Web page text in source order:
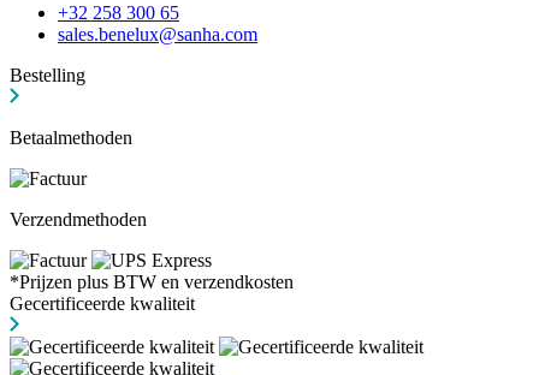
+32 258 300 65
sales.benelux@sanha.com
Bestelling
Betaalmethoden
Verzendmethoden
*Prijzen plus BTW en verzendkosten
Gecertificeerde kwaliteit